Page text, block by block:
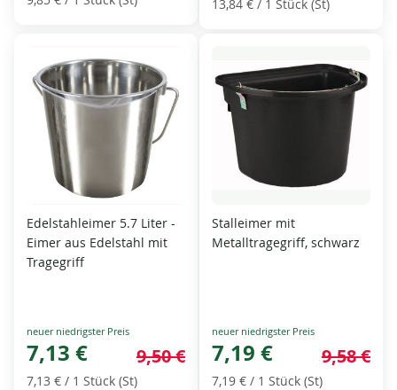
13,84 € / 1 Stück (St)
Edelstahleimer 5.7 Liter -
Eimer aus Edelstahl mit
Tragegriff
Special
Price
7,13 € 9,50 €
7,13 € / 1 Stück (St)
Stalleimer mit
Metalltragegriff, schwarz
Special
Price
7,19 € 9,58 €
7,19 € / 1 Stück (St)